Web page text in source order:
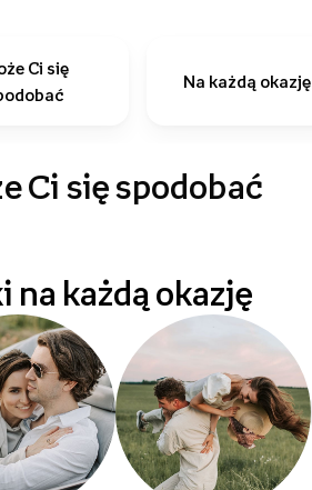
Ci się
Na każdą okazję
Ci się spodobać
na każdą okazję